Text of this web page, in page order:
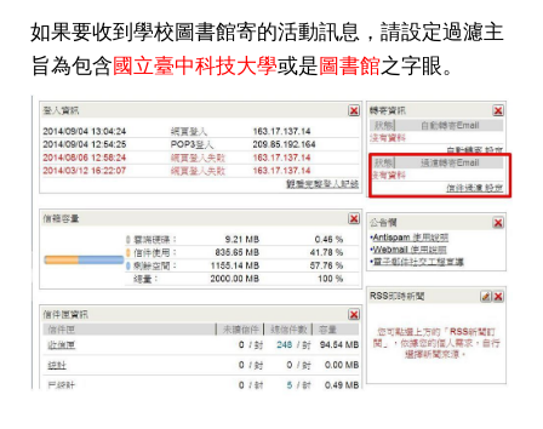
如果要收到學校圖書館寄的活動訊息，請設定過濾主
旨為包含 國立臺中科技大學或是 圖書館之字眼。